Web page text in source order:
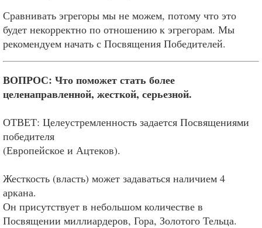
Сравнивать эгрегоры мы не можем, потому что это
будет некорректно по отношению к эгрегорам. Мы
рекомендуем начать с Посвящения Победителей.
ВОПРОС: Что поможет стать более
целенаправленной, жесткой, серьезной.
ОТВЕТ: Целеустремленность задается Посвящениями
победителя
(Европейское и Ацтеков).
Жесткость (власть) может задаваться наличием 4
аркана.
Он присутствует в небольшом количестве в
Посвящении миллиардеров, Гора, Золотого Тельца.